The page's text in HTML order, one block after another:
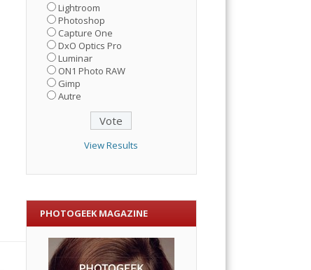
Lightroom
Photoshop
Capture One
DxO Optics Pro
Luminar
ON1 Photo RAW
Gimp
Autre
View Results
PHOTOGEEK MAGAZINE